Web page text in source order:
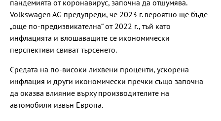
пандемията от коронавирус, започна да отшумява.
Volkswagen AG предупреди, че 2023 г. вероятно ще бъде
„още по-предизвикателна“ от 2022 г., тъй като
инфлацията и влошаващите се икономически
перспективи свиват търсенето.
Средата на по-високи лихвени проценти, ускорена
инфлация и други икономически пречки също започна
да оказва влияние върху производителите на
автомобили извън Европа.